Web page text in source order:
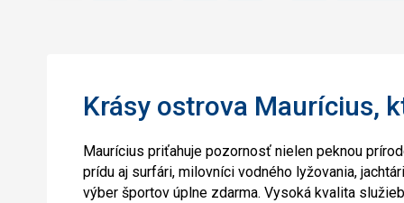
Krásy ostrova Maurícius,
Maurícius priťahuje pozornosť nielen peknou
prídu aj surfári, milovníci vodného lyžovania,
výber športov úplne zdarma. Vysoká kvalita